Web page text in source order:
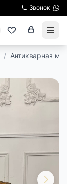
Звонок
/ Антикварная